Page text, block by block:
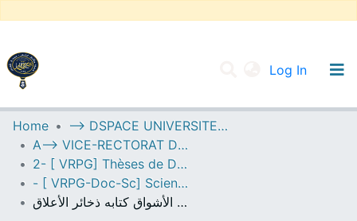
Log In
UNIVERSITY OF D.L SIDI BEL ABBES
Communities & Collections
All of DSpace
Statistics
Home
--> DSPACE UNIVERSITE DJILALLI LIABES DE SIDI BEL ABBES
A--> VICE-RECTORAT DE LA POST-GRADUATION
2- [ VRPG] Thèses de Doctorat en Sciences
- [ VRPG-Doc-Sc] Sciences humaines et sociales --- علوم إنسانية واجتماعية
تأويل ابن عربي لترجمان الأشواق كتابه ذخائر الأعلاق